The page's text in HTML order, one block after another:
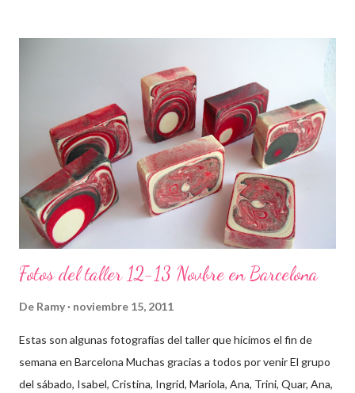
Fotos del taller 12-13 Novbre en Barcelona
De Ramy noviembre 15, 2011
Estas son algunas fotografías del taller que hicimos el fin de
semana en Barcelona Muchas gracias a todos por venir El grupo
del sábado, Isabel, Cristina, Ingrid, Mariola, Ana, Trini, Quar, Ana,